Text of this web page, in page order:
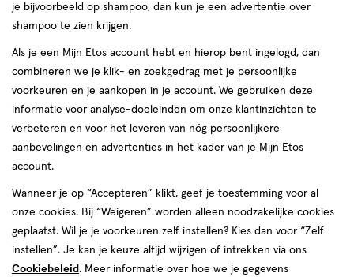
zoekopties
Etos
Laatste update
05 maart 2025
Heb je wel eens gehoord van een platte worm
die in je darmen leeft? Het klinkt misschien heel
vies, maar het is genoeg mensen overkomen:
een lintworm. Gelukkig is een lintworm niet iets
heel ernstigs en is het goed te behandelen. Na
het lezen van dit artikel weet je alles wat je
moet weten over een lintworm!
je bijvoorbeeld op shampoo, dan kun je een advertentie over
shampoo te zien krijgen.
Als je een Mijn Etos account hebt en hierop bent ingelogd, dan
combineren we je klik- en zoekgedrag met je persoonlijke
voorkeuren en je aankopen in je account. We gebruiken deze
informatie voor analyse-doeleinden om onze klantinzichten te
verbeteren en voor het leveren van nóg persoonlijkere
aanbevelingen en advertenties in het kader van je Mijn Etos
account.
Wanneer je op “Accepteren” klikt, geef je toestemming voor al
onze cookies. Bij “Weigeren” worden alleen noodzakelijke cookies
geplaatst. Wil je je voorkeuren zelf instellen? Kies dan voor “Zelf
instellen”. Je kan je keuze altijd wijzigen of intrekken via ons
Cookiebeleid . Meer informatie over hoe we je gegevens